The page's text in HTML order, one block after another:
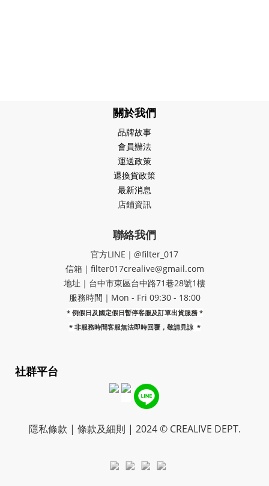
關於我們
品牌故事
會員辦法
運送政策
退換貨政策
最新消息
店鋪資訊
聯絡我們
官方LINE｜@filter_017
信箱｜filter017crealive@gmail.com
地址｜​台中市東區台中路71巷28號1樓
服務時間｜Mon - Fri 09:30 - 18:00
* 例假日及國定假日暫停客服及訂單出貨服務 *
* 非服務時間客服無法即時回覆，敬請見諒 *
社群平台
隱私條款 | 條款及細則 | 2024 © CREALIVE DEPT.